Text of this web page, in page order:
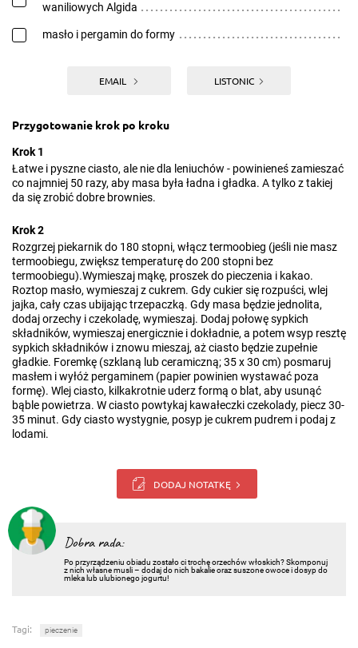
waniliowych Algida
masło i pergamin do formy
EMAIL LISTONIC
Przygotowanie krok po kroku
Krok 1
Łatwe i pyszne ciasto, ale nie dla leniuchów - powinieneś zamieszać
co najmniej 50 razy, aby masa była ładna i gładka. A tylko z takiej
da się zrobić dobre brownies.
Krok 2
Rozgrzej piekarnik do 180 stopni, włącz termoobieg (jeśli nie masz
termoobiegu, zwiększ temperaturę do 200 stopni bez
termoobiegu).Wymieszaj mąkę, proszek do pieczenia i kakao.
Roztop masło, wymieszaj z cukrem. Gdy cukier się rozpuści, wlej
jajka, cały czas ubijając trzepaczką. Gdy masa będzie jednolita,
dodaj orzechy i czekoladę, wymieszaj. Dodaj połowę sypkich
składników, wymieszaj energicznie i dokładnie, a potem wsyp resztę
sypkich składników i znowu mieszaj, aż ciasto będzie zupełnie
gładkie. Foremkę (szklaną lub ceramiczną; 35 x 30 cm) posmaruj
masłem i wyłóż pergaminem (papier powinien wystawać poza
formę). Wlej ciasto, kilkakrotnie uderz formą o blat, aby usunąć
bąble powietrza. W ciasto powtykaj kawałeczki czekolady, piecz 30-
35 minut. Gdy ciasto wystygnie, posyp je cukrem pudrem i podaj z
lodami.
DODAJ NOTATKĘ
Dobra rada:
Po przyrządzeniu obiadu zostało ci trochę orzechów włoskich? Skomponuj
z nich własne musli – dodaj do nich bakalie oraz suszone owoce i dosyp do
mleka lub ulubionego jogurtu!
Tagi: pieczenie